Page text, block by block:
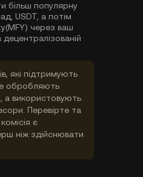
більш популярну
USDT, а потім
через ваш
які підтримують
обробляють
а використовують
Перевірте та
є
ніж здійснювати